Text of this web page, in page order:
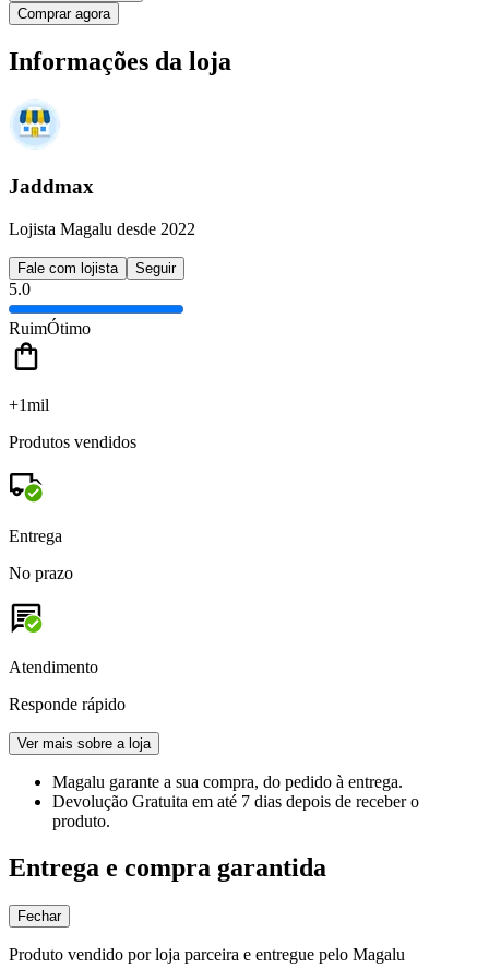
Comprar agora
Informações da loja
Jaddmax
Lojista Magalu desde 2022
Fale com lojista Seguir
5.0
RuimÓtimo
+1mil
Produtos vendidos
Entrega
No prazo
Atendimento
Responde rápido
Ver mais sobre a loja
Magalu garante a sua compra, do pedido à entrega.
Devolução Gratuita em até 7 dias depois de receber o
produto.
Entrega e compra garantida
Fechar
Produto vendido por loja parceira e entregue pelo Magalu